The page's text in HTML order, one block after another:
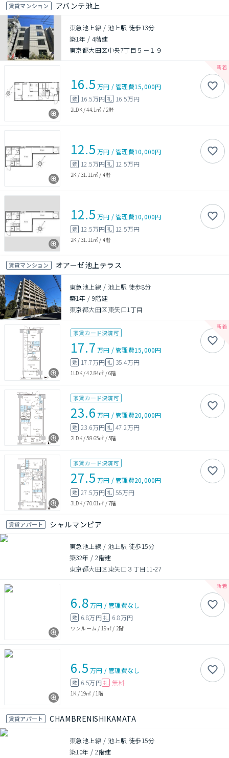
賃貸マンション アバンテ池上
東急池上線 / 池上駅 徒歩13分
築1年 / 4階建
東京都大田区中央7丁目５－１９
16.5 万円 /管理費15,000円
敷 16.5万円 礼 16.5万円
2LDK/44.1㎡ / 2階
12.5 万円 /管理費10,000円
敷 12.5万円 礼 12.5万円
2K /31.11㎡ / 4階
12.5 万円 /管理費10,000円
敷 12.5万円 礼 12.5万円
2K /31.11㎡ / 4階
賃貸マンション オアーゼ池上テラス
東急池上線 / 池上駅 徒歩8分
築1年 / 9階建
東京都大田区東矢口1丁目
家賃カード決済可
17.7 万円 /管理費15,000円
敷 17.7万円 礼 35.4万円
1LDK/42.84㎡ /6階
家賃カード決済可
23.6 万円 /管理費20,000円
敷 23.6万円 礼 47.2万円
2LDK/58.65㎡ /5階
家賃カード決済可
27.5 万円 /管理費20,000円
敷 27.5万円 礼 55万円
3LDK/70.01㎡ /7階
賃貸アパート シャルマンピア
東急池上線 / 池上駅 徒歩15分
築32年 /2階建
東京都大田区東矢口３丁目11-27
6.8万円 /管理費なし
敷 6.8万円礼 6.8万円
ワンルーム / 19㎡ / 2階
6.5 万円 /管理費なし
敷 6.5万円 礼 無料
1K / 19㎡ / 1階
賃貸アパート CHAMBRENISHIKAMATA
東急池上線 / 池上駅 徒歩15分
築10年 /2階建